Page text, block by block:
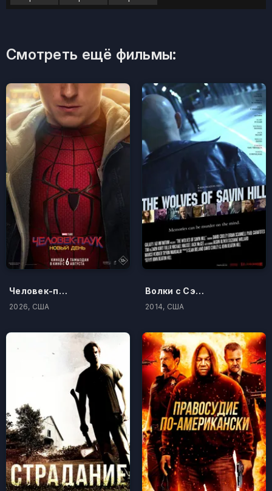
Смотреть ещё фильмы:
Человек-паук: Новый день
2026, США
Волки с Сэйвин-Хилл
2014, США